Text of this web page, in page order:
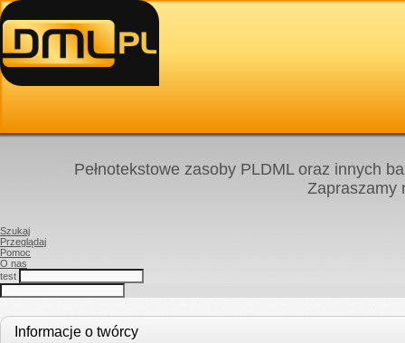
Pełnotekstowe zasoby PLDML oraz innych
Zapraszamy
Szukaj
Przeglądaj
Pomoc
O nas
test
Informacje o twórcy